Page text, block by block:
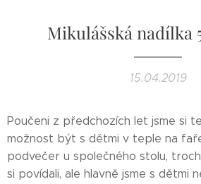
Mikulášská nadílka
15.04.2019
Poučeni z předchozích let jsme si
možnost být s dětmi v teple na
podvečer u společného stolu,
si povídali, ale hlavně jsme s dětmi